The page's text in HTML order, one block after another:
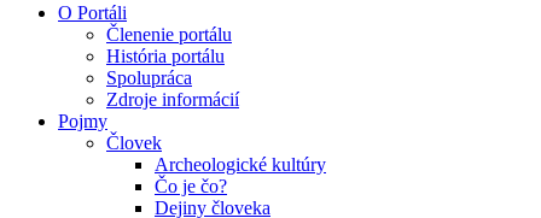
O Portáli
Členenie portálu
História portálu
Spolupráca
Zdroje informácií
Pojmy
Človek
Archeologické kultúry
Čo je čo?
Dejiny človeka